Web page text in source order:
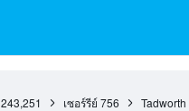
243,251 เซอร์รีย์ 756 Tadworth